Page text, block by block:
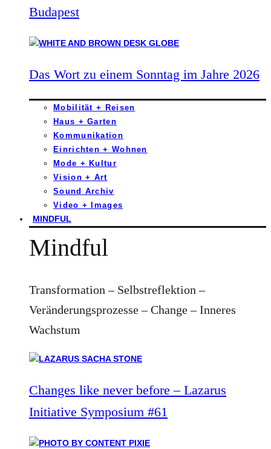
Budapest
Das Wort zu einem Sonntag im Jahre 2026
Mobilität + Reisen
Haus + Garten
Kommunikation
Einrichten + Wohnen
Mode + Kultur
Vision + Art
Sound Archiv
Video + Images
MINDFUL
Mindful
Transformation – Selbstreflektion –
Veränderungsprozesse – Change – Inneres
Wachstum
Changes like never before – Lazarus
Initiative Symposium #61